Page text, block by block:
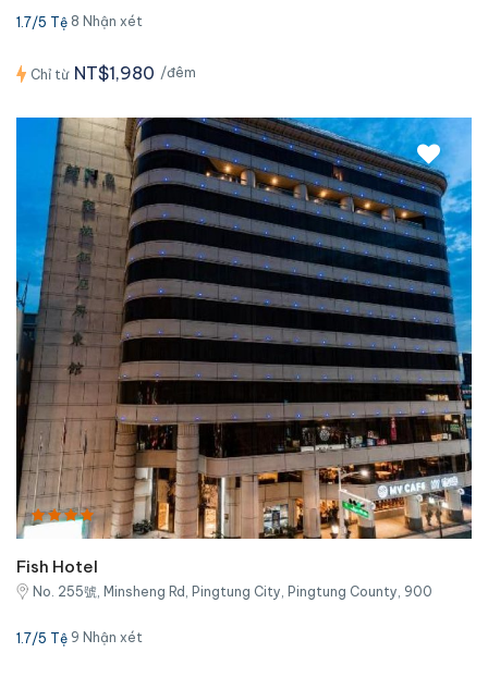
1.7/5 Tệ 8 Nhận xét
Chỉ từ NT$1,980 /đêm
Fish Hotel
No. 255號, Minsheng Rd, Pingtung City, Pingtung County, 900
1.7/5 Tệ 9 Nhận xét